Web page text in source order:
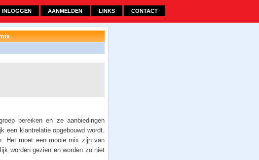
INLOGGEN AANMELDEN LINKS CONTACT
bereiken en ze aanbiedingen
een klantrelatie opgebouwd wordt.
Het moet een mooie mix zijn van
worden gezien en worden zo niet